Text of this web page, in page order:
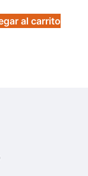
al carrito